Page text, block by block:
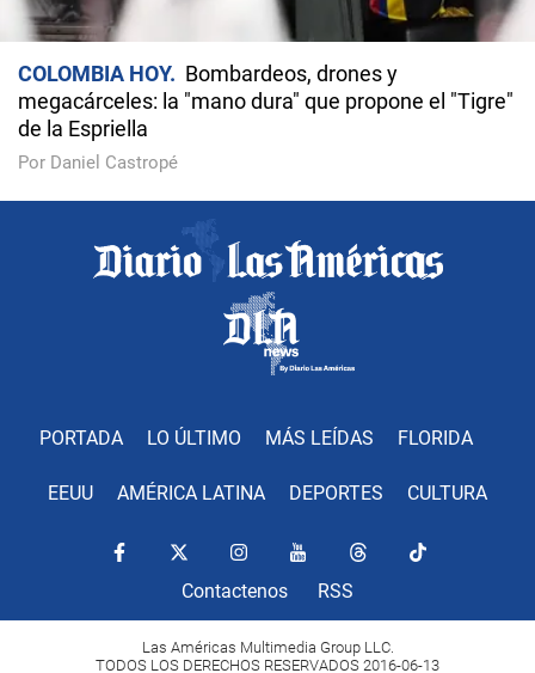
COLOMBIA HOY
Bombardeos, drones y
megacárceles: la "mano dura" que propone el "Tigre"
de la Espriella
Por Daniel Castropé
PORTADA LO ÚLTIMO MÁS LEÍDAS FLORIDA
EEUU AMÉRICA LATINA DEPORTES CULTURA
Contactenos RSS
Las Américas Multimedia Group LLC.
TODOS LOS DERECHOS RESERVADOS 2016-06-13